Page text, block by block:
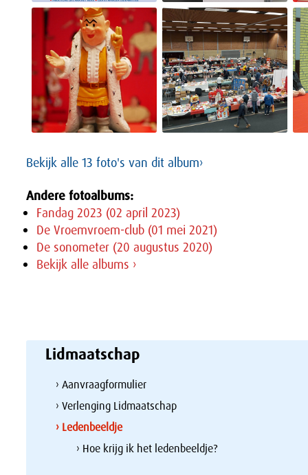
Bekijk alle 13 foto's van dit album›
Andere fotoalbums:
Fandag 2023 (02 april 2023)
De Vroemvroem-club (01 mei 2021)
De sonometer (20 augustus 2020)
Bekijk alle albums ›
Lidmaatschap
› Aanvraagformulier
› Verlenging Lidmaatschap
› Ledenbeeldje
› Hoe krijg ik het ledenbeeldje?